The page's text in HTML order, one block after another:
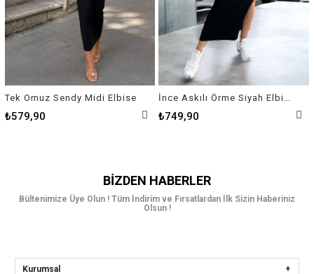
Tek Omuz Sendy Midi Elbise
₺579,90
İnce Askılı Örme Siyah Elbise
₺749,90
BIZDEN HABERLER
Bültenimize Üye Olun ! Tüm İndirim ve Fırsatlardan İlk Sizin Haberiniz
Olsun !
Kurumsal